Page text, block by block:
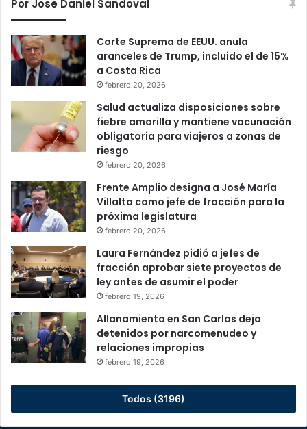
Por Jose Daniel Sandoval
Corte Suprema de EEUU. anula
aranceles de Trump, incluido el de 15%
a Costa Rica
febrero 20, 2026
Salud actualiza disposiciones sobre
fiebre amarilla y mantiene vacunación
obligatoria para viajeros a zonas de
riesgo
febrero 20, 2026
Frente Amplio designa a José María
Villalta como jefe de fracción para la
próxima legislatura
febrero 20, 2026
Laura Fernández pidió a jefes de
fracción aprobar siete proyectos de
ley antes de asumir el poder
febrero 19, 2026
Allanamiento en San Carlos deja
detenidos por narcomenudeo y
relaciones impropias
febrero 19, 2026
Todos (3196)